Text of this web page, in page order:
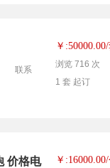
联系
￥:50000.00/
浏览 716 次
1 套 起订
价格电
￥:16000.00/